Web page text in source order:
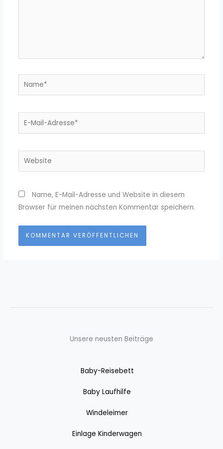
Name*
E-
Website
Name, E-Mail-Adresse und Website in diesem
Browser für meinen nächsten Kommentar speichern.
Unsere neusten Beiträge
Baby-Reisebett
Baby Laufhilfe
Windeleimer
Einlage Kinderwagen